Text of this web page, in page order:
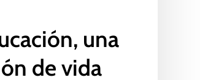
una
de vida